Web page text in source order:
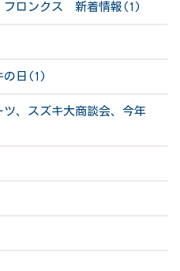
ロンクス 新着情報(1)
の日(1)
、スズキ大商談会、今年